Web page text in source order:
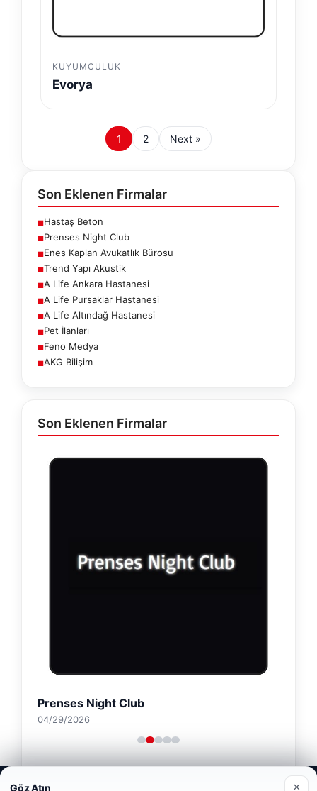
KUYUMCULUK
Evorya
1 2 Next »
Son Eklenen Firmalar
■Hastaş Beton
■Prenses Night Club
■Enes Kaplan Avukatlık Bürosu
■Trend Yapı Akustik
■A Life Ankara Hastanesi
■A Life Pursaklar Hastanesi
■A Life Altındağ Hastanesi
■Pet İlanları
■Feno Medya
■AKG Bilişim
Son Eklenen Firmalar
Prenses Night Club
04/29/2026
Web sitemizi nasıl kullandığınızı daha iyi anlayabilmek,
Göz Atın ×